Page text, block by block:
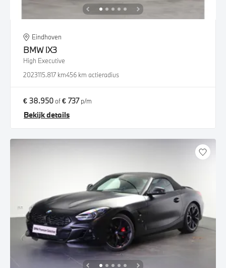
Eindhoven
BMW iX3
High Executive
2023115.817 km456 km actieradius
€ 38.950of€ 737p/m
Bekijk details